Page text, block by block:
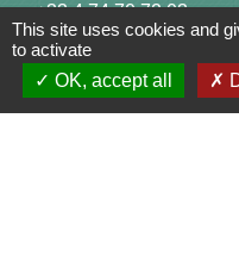
+33 4 74 70 72 03
This site uses cookies and
to activate
OK, accept all